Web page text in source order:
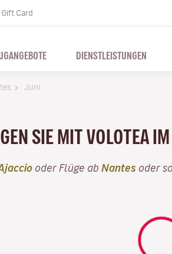
Gift Card
DIENSTLEISTUNGEN
Juni
SIE MIT VOLOTEA
oder Flüge ab Nantes oder